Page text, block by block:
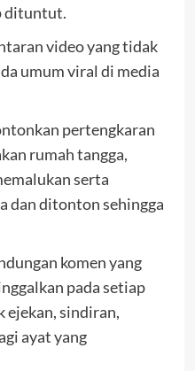
dituntut.
video yang tidak
umum viral di media
pertengkaran
rumah tangga,
serta
dan ditonton sehingga
komen yang
pada setiap
ejekan, sindiran,
ayat yang